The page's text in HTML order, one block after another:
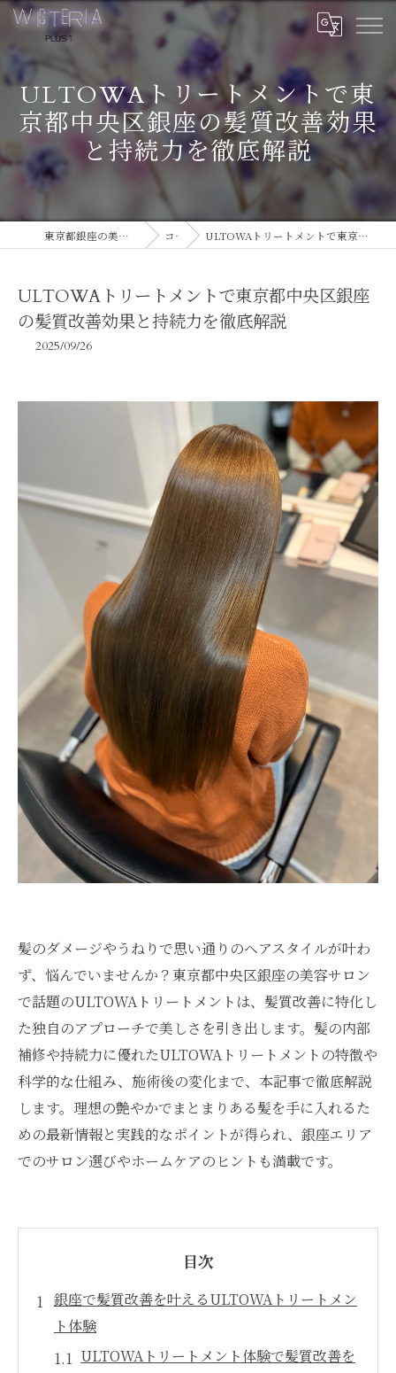
ULTOWAトリートメントで東
京都中央区銀座の髪質改善効果
と持続力を徹底解説
東京都銀座の美容室ならWISTERIA PLUS 1 コラム ULTOWAトリートメントで東京都中央区銀座の髪質改善効果と持続力を徹底解説
ULTOWAトリートメントで東京都中央区銀座
の髪質改善効果と持続力を徹底解説
2025/09/26
髪のダメージやうねりで思い通りのヘアスタイルが叶わ
ず、悩んでいませんか？東京都中央区銀座の美容サロン
で話題のULTOWAトリートメントは、髪質改善に特化し
た独自のアプローチで美しさを引き出します。髪の内部
補修や持続力に優れたULTOWAトリートメントの特徴や
科学的な仕組み、施術後の変化まで、本記事で徹底解説
します。理想の艶やかでまとまりある髪を手に入れるた
めの最新情報と実践的なポイントが得られ、銀座エリア
でのサロン選びやホームケアのヒントも満載です。
目次
銀座で髪質改善を叶えるULTOWAトリートメン
ト体験
ULTOWAトリートメント体験で髪質改善を